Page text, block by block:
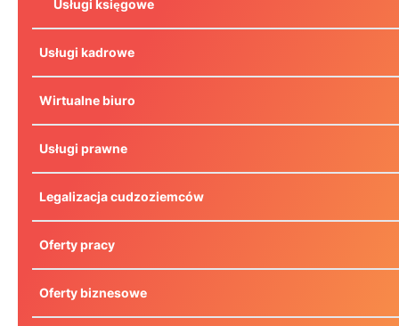
Usługi księgowe
Usługi kadrowe
Wirtualne biuro
Usługi prawne
Legalizacja cudzoziemców
Oferty pracy
Oferty biznesowe